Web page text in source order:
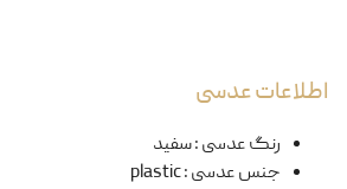
اطلاعات عدسی
رنگ عدسی:سفید
جنس عدسی:
plastic